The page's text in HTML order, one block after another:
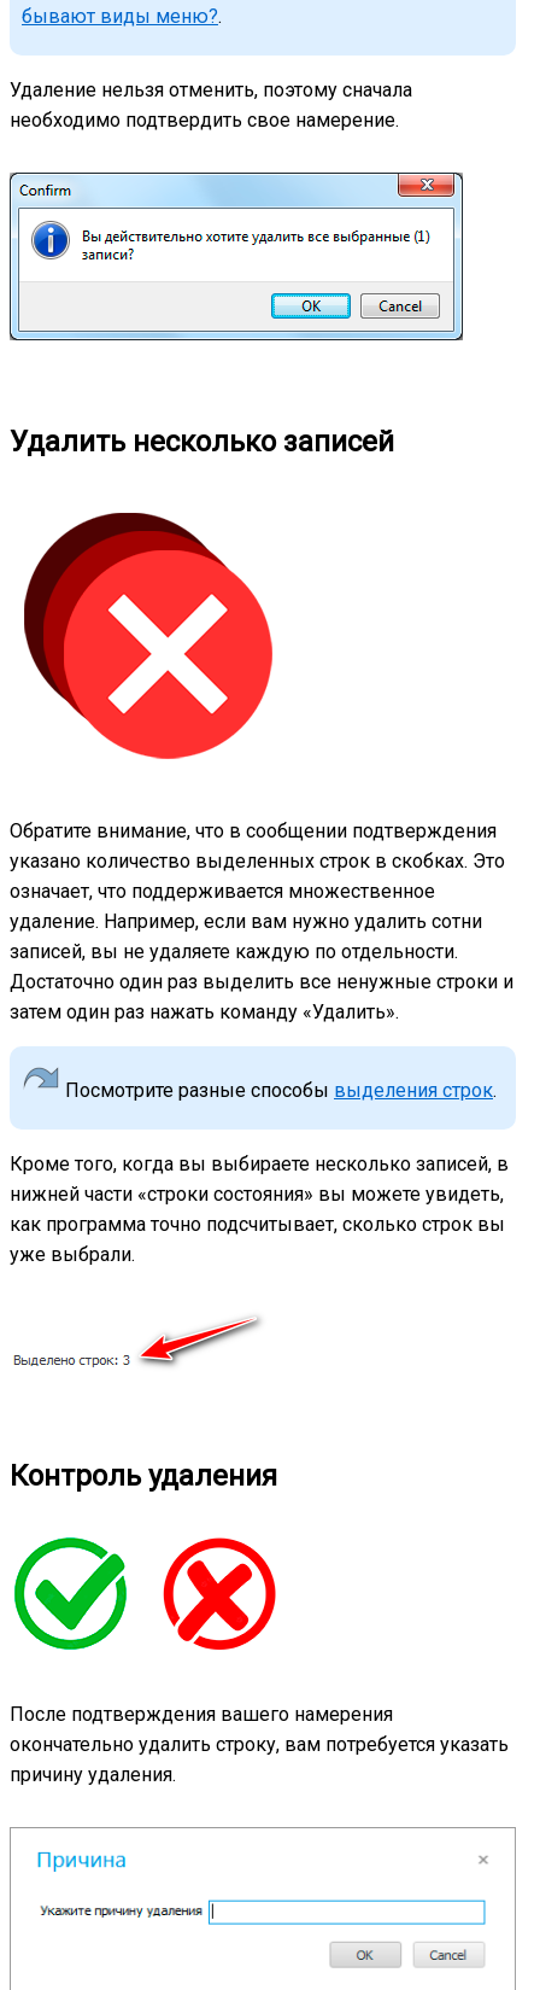
бывают виды меню?.
Удаление нельзя отменить, поэтому сначала
необходимо подтвердить свое намерение.
Удалить несколько записей
Обратите внимание, что в сообщении подтверждения
указано количество выделенных строк в скобках. Это
означает, что поддерживается множественное
удаление. Например, если вам нужно удалить сотни
записей, вы не удаляете каждую по отдельности.
Достаточно один раз выделить все ненужные строки и
затем один раз нажать команду «Удалить».
Посмотрите разные способы выделения строк.
Кроме того, когда вы выбираете несколько записей, в
нижней части «строки состояния» вы можете увидеть,
как программа точно подсчитывает, сколько строк вы
уже выбрали.
Контроль удаления
После подтверждения вашего намерения
окончательно удалить строку, вам потребуется указать
причину удаления.